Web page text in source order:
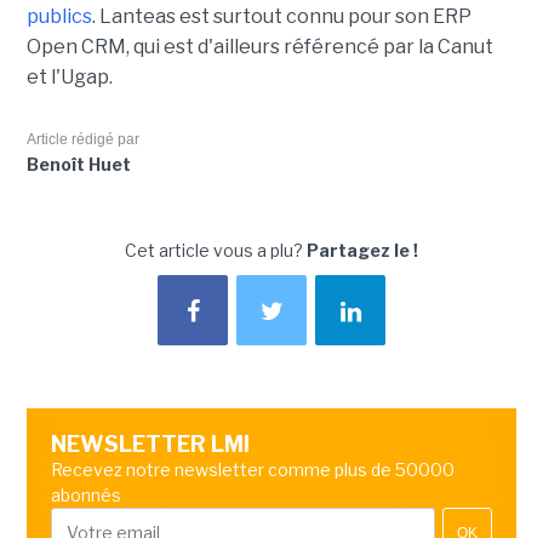
publics. Lanteas est surtout connu pour son ERP
Open CRM, qui est d'ailleurs référencé par la Canut
et l'Ugap.
Article rédigé par
Benoît Huet
Cet article vous a plu? Partagez le !
NEWSLETTER LMI
Recevez notre newsletter comme plus de 50000
abonnés
OK